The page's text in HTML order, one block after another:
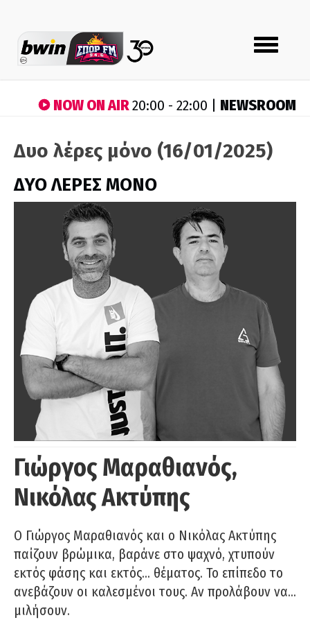
Toggle
navigation
NOW ON AIR20:00 - 22:00 | NEWSROOM
Δυο λέρες μόνο (16/01/2025)
ΔΥΟ ΛΕΡΕΣ ΜΟΝΟ
Γιώργος Μαραθιανός,
Νικόλας Ακτύπης
Ο Γιώργος Μαραθιανός και ο Νικόλας Ακτύπης
παίζουν βρώμικα, βαράνε στο ψαχνό, χτυπούν
εκτός φάσης και εκτός… θέματος. Το επίπεδο το
ανεβάζουν οι καλεσμένοι τους. Αν προλάβουν να…
μιλήσουν.